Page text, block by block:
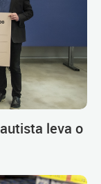
leva o